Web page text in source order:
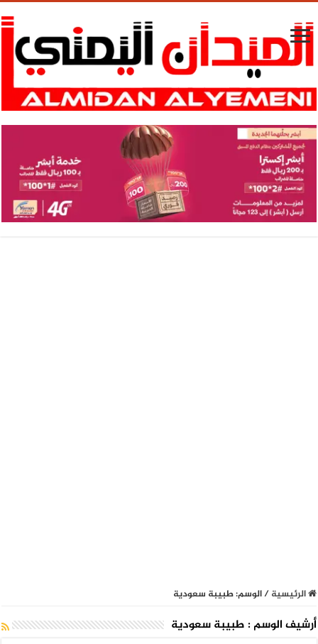
الرئيسية/الوسم:طبيبة سعودية
أرشيف الوسم : طبيبة سعودية